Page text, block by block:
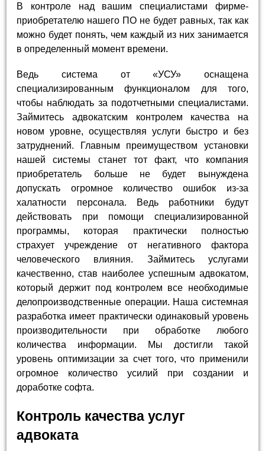
В контроле над вашим специалистами фирме-
приобретателю нашего ПО не будет равных, так как
можно будет понять, чем каждый из них занимается
в определенный момент времени.
Ведь система от «УСУ» оснащена
специализированным функционалом для того,
чтобы наблюдать за подотчетными специалистами.
Займитесь адвокатским контролем качества на
новом уровне, осуществляя услуги быстро и без
затруднений. Главным преимуществом установки
нашей системы станет тот факт, что компания
приобретатель больше не будет вынуждена
допускать огромное количество ошибок из-за
халатности персонала. Ведь работники будут
действовать при помощи специализированной
программы, которая практически полностью
страхует учреждение от негативного фактора
человеческого влияния. Займитесь услугами
качественно, став наиболее успешным адвокатом,
который держит под контролем все необходимые
делопроизводственные операции. Наша системная
разработка имеет практически одинаковый уровень
производительности при обработке любого
количества информации. Мы достигли такой
уровень оптимизации за счет того, что применили
огромное количество усилий при создании и
доработке софта.
Контроль качества услуг
адвоката